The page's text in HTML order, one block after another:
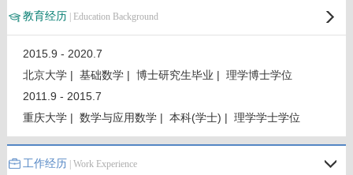
教育经历 | Education Background
2015.9 - 2020.7
北京大学 | 基础数学 | 博士研究生毕业 | 理学博士学位
2011.9 - 2015.7
重庆大学 | 数学与应用数学 | 本科(学士) | 理学学士学位
工作经历 | Work Experience